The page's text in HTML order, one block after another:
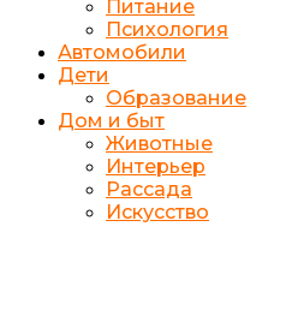
Питание
Психология
Автомобили
Дети
Образование
Дом и быт
Животные
Интерьер
Рассада
Искусство